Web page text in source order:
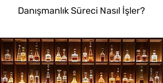
Danışmanlık Süreci Nasıl İşler?